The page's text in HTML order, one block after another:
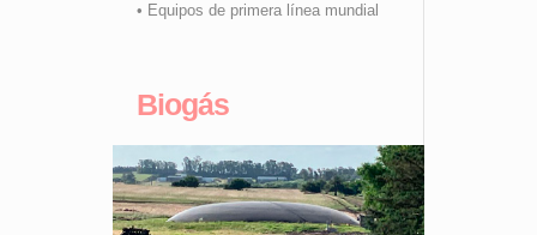
• Equipos de primera línea mundial
Biogás